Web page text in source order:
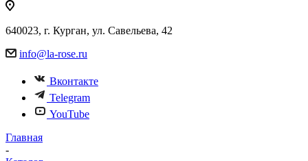
640023, г. Курган, ул. Савельева, 42
info@la-rose.ru
Вконтакте
Telegram
YouTube
Главная
-